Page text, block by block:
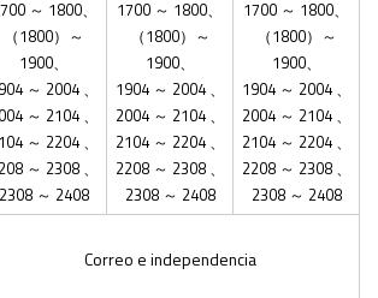
～ 1800、
（1800）～
1900、
～ 2004 、
～ 2104 、
～ 2204 、
～ 2308 、
2308 ～ 2408
1700 ～ 1800、
（1800）～
1900、
1904 ～ 2004 、
2004 ～ 2104 、
2104 ～ 2204 、
2208 ～ 2308 、
2308 ～ 2408
1700 ～ 1800、
（1800）～
1900、
1904 ～ 2004 、
2004 ～ 2104 、
2104 ～ 2204 、
2208 ～ 2308 、
2308 ～ 2408
Correo e independencia